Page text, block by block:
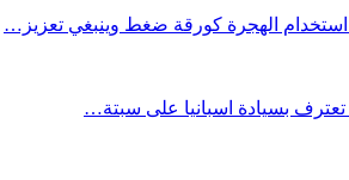
استخدام الهجرة كورقة ضغط وينبغي تعزيز…
تعترف بسيادة اسبانيا على سبتة…